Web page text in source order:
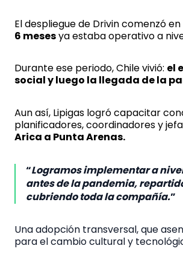
El despliegue de Drivin comenzó en
6 mesesya estaba operativo a
Durante ese periodo, Chile vivió: el
social y luego la llegada de la
Aun así, Lipigas logró capacitar
planificadores, coordinadores y
Arica a Punta Arenas.
“Logramos implementar a
antes de la pandemia,
cubriendo toda la compañía.”
Una adopción transversal, que
para el cambio cultural y